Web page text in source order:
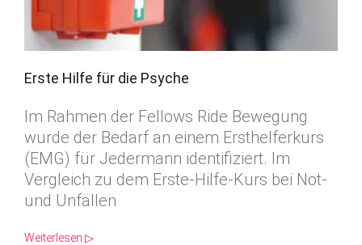
Erste Hilfe für die Psyche
Im Rahmen der Fellows Ride Bewegung
wurde der Bedarf an einem Ersthelferkurs
(EMG) für Jedermann identifiziert. Im
Vergleich zu dem Erste-Hilfe-Kurs bei Not-
und Unfällen
Weiterlesen ▷